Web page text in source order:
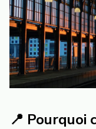
📍 Pourquoi